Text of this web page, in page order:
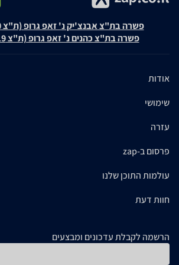
פשרה בת"צ אבנצ'יק נ' זאפ גרופ (ת"צ 23008-08-20)
פשרה בת"צ כהנים נ' זאפ גרופ (ת"צ 60371-12-19)
אודות
שימושי
עזרה
פרסום ב-zap
עולמות התוכן שלנו
חוות דעת
הרשמה לקבלת עדכונים ומבצעים